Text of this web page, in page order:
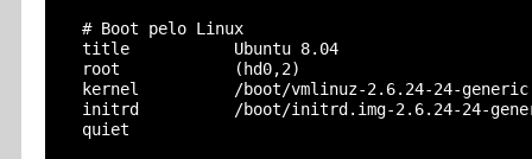
  # Boot pelo Linux
  title           Ubuntu 8.04
  root            (hd0,2)
kernel          /boot/vmlinuz-2.6.24-24-
initrd          /boot/initrd.img-2.6.24-24-
  quiet